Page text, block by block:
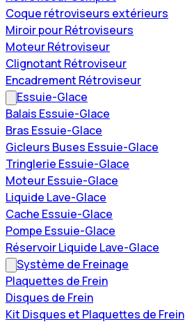
Coque rétroviseurs extérieurs
Miroir pour Rétroviseurs
Moteur Rétroviseur
Clignotant Rétroviseur
Encadrement Rétroviseur
Essuie-Glace
Balais Essuie-Glace
Bras Essuie-Glace
Gicleurs Buses Essuie-Glace
Tringlerie Essuie-Glace
Moteur Essuie-Glace
Liquide Lave-Glace
Cache Essuie-Glace
Pompe Essuie-Glace
Réservoir Liquide Lave-Glace
Système de Freinage
Plaquettes de Frein
Disques de Frein
Kit Disques et Plaquettes de Frein